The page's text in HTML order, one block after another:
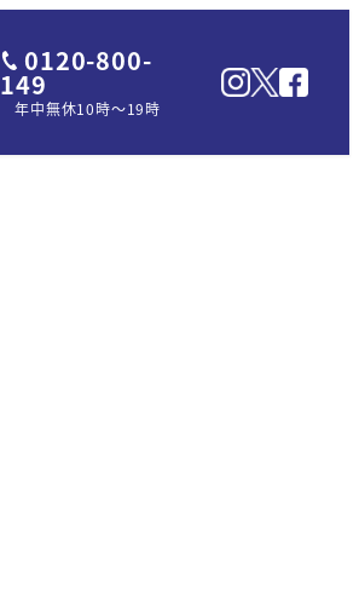
0120-800-
149
年中無休10時～19時